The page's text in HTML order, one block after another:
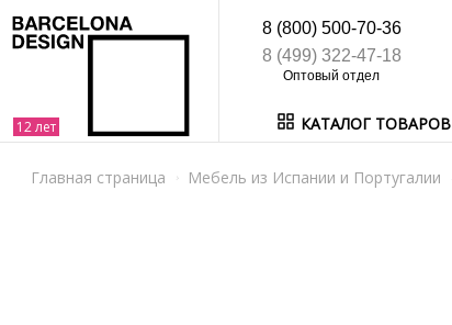
8 (800) 500-70-36
8 (499) 322-47-18
КАТАЛОГ ТОВАРОВ
Главная страница Мебель из Испании и Португалии